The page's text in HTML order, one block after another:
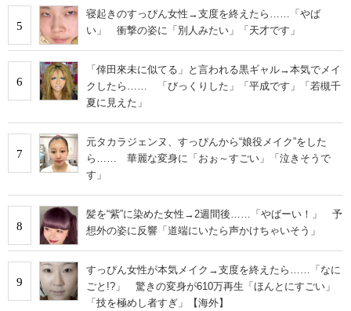
5
寝起きのすっぴん女性→支度を終えたら……「やば
い」 衝撃の姿に「別人みたい」「天才です」
6
「倖田來未に似てる」と言われる黒ギャル→本気でメイ
クしたら…… 「びっくりした」「平成です」「若槻千
夏に見えた」
7
元タカラジェンヌ、すっぴんから“娘役メイク”をした
ら…… 華麗な変身に「おぉ～すごい」「泣きそうで
す」
8
髪を“紫”に染めた女性→2週間後……「やばーい！」 予
想外の姿に反響「道端にいたら声かけちゃいそう」
9
すっぴん女性が本気メイク→支度を終えたら……「なに
ごと!?」 驚きの変身が610万再生「ほんとにすごい」
「技を極めし者すぎ」【海外】